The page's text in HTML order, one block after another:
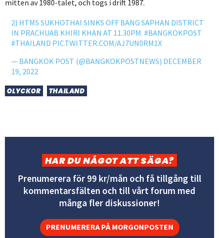
mitten av 1980-talet, och togs i drift 1987.
2) HTMS SUKHOTHAI SINKS OFF BANG SAPHAN DISTRICT
IN PRACHUAB KHIRI KHAN AT 11.30PM. #BANGKOKPOST
#THAILAND PIC.TWITTER.COM/AJ7UN0RM1X
— BANGKOK POST (@BANGKOKPOSTNEWS) DECEMBER
19, 2022
OLYCKOR THAILAND
HAR DU NÅGOT ATT SÄGA?
Prenumerera för 99 kr/mån och få tillgång till
kommentarsfälten och till vårt forum med
många fler diskussioner!
PRENUMERERA PÅ MORGONPOSTEN